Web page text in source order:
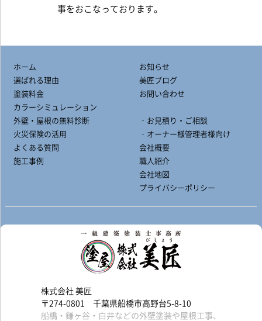
事をおこなっております。
ホーム
選ばれる理由
塗装料金
カラーシミュレーション
外壁・屋根の無料診断
火災保険の活用
よくある質問
施工事例
お知らせ
美匠ブログ
お問い合わせ
‐お見積り・ご相談
‐オーナー様管理者様向け
会社概要
職人紹介
会社地図
プライバシーポリシー
株式会社 美匠
〒274-0801 千葉県船橋市高野台5-8-10
船橋・鎌ヶ谷・白井などの外壁塗装や屋根工事、